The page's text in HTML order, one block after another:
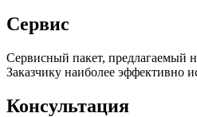
Сервис
Сервисный пакет, предлагаемый
Заказчику наиболее эффективно
Консультация